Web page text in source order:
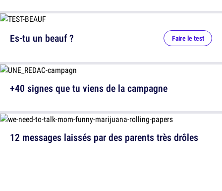
12 messages laissés par des parents très drôles
Es-tu un beauf ? Faire le test
+40 signes que tu viens de la campagne